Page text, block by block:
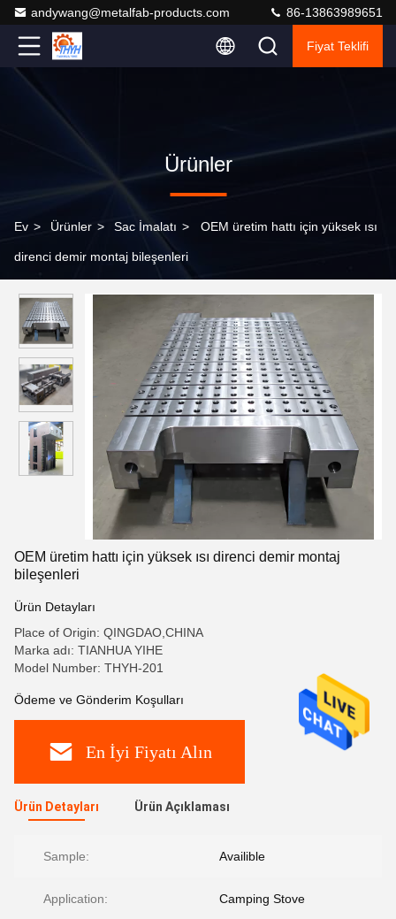
andywang@metalfab-products.com 86-13863989651
Fiyat Teklifi
Ürünler
Ev > Ürünler > Sac İmalatı > OEM üretim hattı için yüksek ısı
direnci demir montaj bileşenleri
OEM üretim hattı için yüksek ısı direnci demir montaj
bileşenleri
Ürün Detayları
Place of Origin: QINGDAO,CHINA
Marka adı: TIANHUA YIHE
Model Number: THYH-201
Ödeme ve Gönderim Koşulları
En İyi Fiyatı Alın
Ürün Detayları Ürün Açıklaması
Sample: Availible
Application: Camping Stove